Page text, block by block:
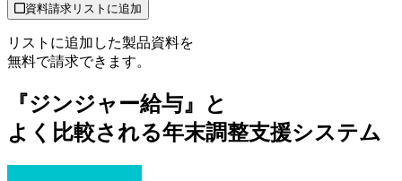
資料請求リストに追加
リストに追加した製品資料を
無料で請求できます。
『ジンジャー給与』と
よく比較される年末調整支援システム